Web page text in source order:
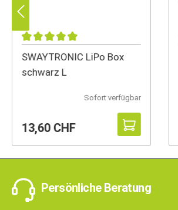
SWAYTRONIC LiPo Box
schwarz L
Sofort verfügbar
13,60 CHF
Persönliche Beratung